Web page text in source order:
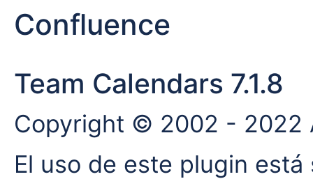
Confluence
Team Calendars 7.1.8
Copyright © 2002 - 2022
El uso de este plugin